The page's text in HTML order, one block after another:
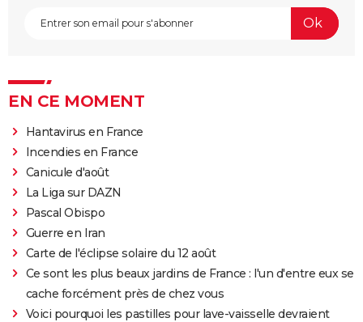
EN CE MOMENT
Hantavirus en France
Incendies en France
Canicule d'août
La Liga sur DAZN
Pascal Obispo
Guerre en Iran
Carte de l'éclipse solaire du 12 août
Ce sont les plus beaux jardins de France : l'un d'entre eux se
cache forcément près de chez vous
Voici pourquoi les pastilles pour lave-vaisselle devraient